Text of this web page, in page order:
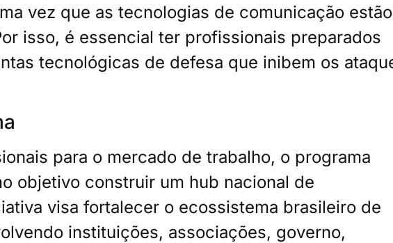
vez que as tecnologias de comunicação estão
isso, é essencial ter profissionais preparados
tecnológicas de defesa que inibem os
para o mercado de trabalho, o programa
objetivo construir um hub nacional de
visa fortalecer o ecossistema brasileiro de
instituições, associações, governo,